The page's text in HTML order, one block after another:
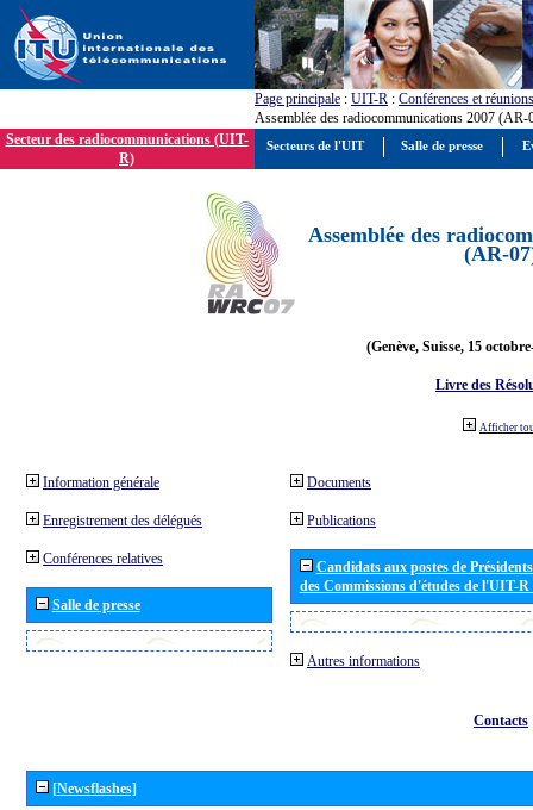
Page principale : UIT-R : Conférences et réunions
Assemblée des radiocommunications 2007 (AR-
Secteur des radiocommunications (UIT-
R)
Assemblée des
(AR-
(Genève, Suisse, 15
Livre des
Afficher
Information générale
Enregistrement des délégués
Conférences relatives
Salle de presse
Documents
Publications
Candidats aux postes de
des Commissions d'études de l'UIT-
Autres informations
Contacts
[Newsflashes]
Secteurs de l'UIT Salle de presse